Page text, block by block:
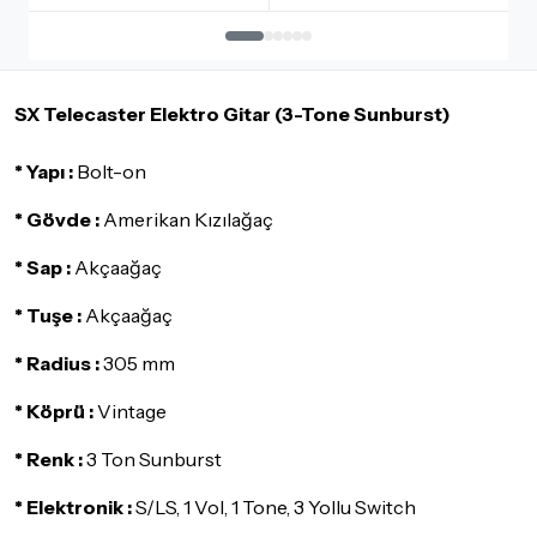
eksiksiz olması gerekmektedir. Satın almış olduğunuz ürünü
geçerek bilgi veriniz.
gösterebilir. Lütfen satın almadan önce ilgili ürünün
SX Telecaster Elektro Gitar (3-Tone Sunburst)
* Yapı : Bolt-on
* Gövde : Amerikan Kızılağaç
* Sap : Akçaağaç
* Tuşe : Akçaağaç
* Radius :305 mm
* Köprü :Vintage
* Renk :3 Ton Sunburst
* Elektronik :S/LS, 1 Vol, 1 Tone, 3 Yollu Switch